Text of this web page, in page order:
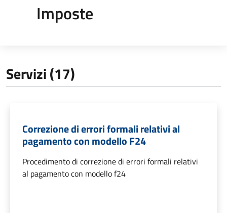
Imposte
Servizi (17)
Correzione di errori formali relativi al
pagamento con modello F24
Procedimento di correzione di errori formali relativi
al pagamento con modello f24